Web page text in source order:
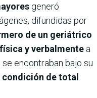
generó
difundidas por
de un geriátrico
y verbalmente a
encontraban bajo su
condición de total